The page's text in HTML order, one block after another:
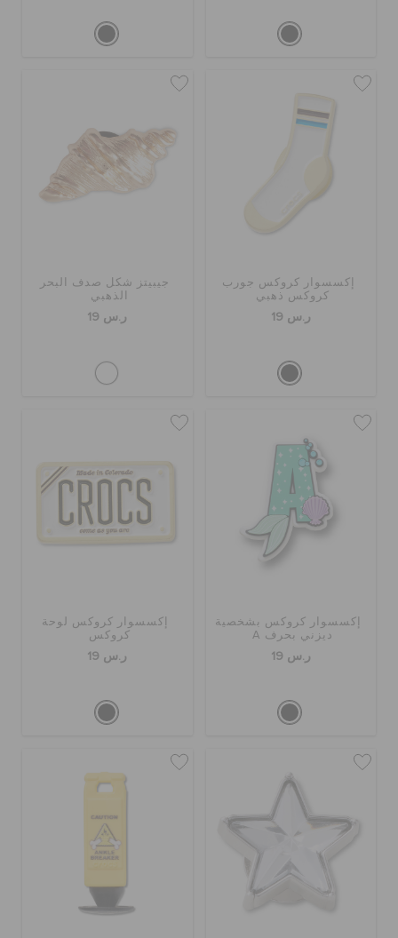
إكسسوار كروكس جورب
كروكس ذهبي
ر.س 19
جيبيتز شكل صدف البحر
الذهبي
ر.س 19
إكسسوار كروكس بشخصية
ديزني بحرف A
ر.س 19
إكسسوار كروكس لوحة
كروكس
ر.س 19